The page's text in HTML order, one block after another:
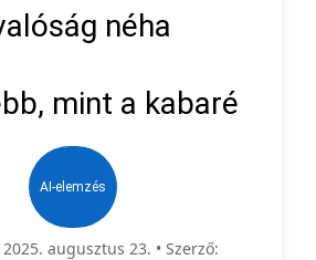
néha
mint a kabaré
AI-elemzés
augusztus 23. • Szerző: